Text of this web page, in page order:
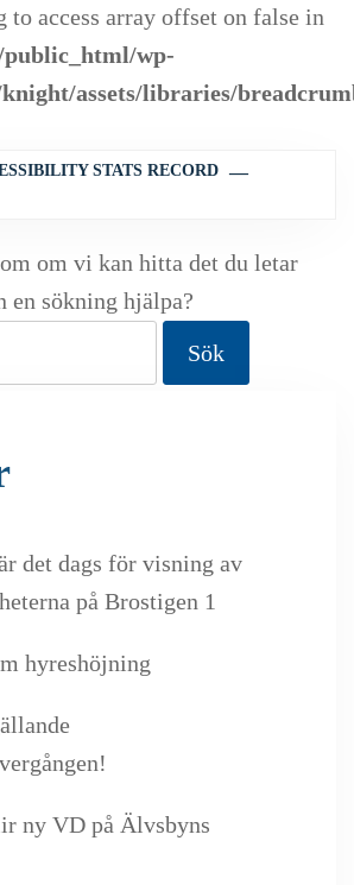
to access array offset on false in
public_html/wp-
assets/libraries/
STATS RECORD
om vi kan hitta det du letar
en sökning hjälpa?
det dags för visning av
på Brostigen 1
hyreshöjning
ny VD på Älvsbyns